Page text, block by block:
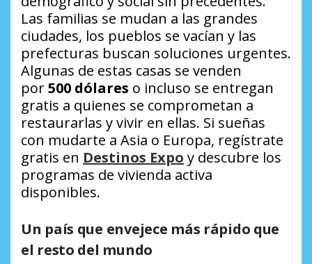
Las familias se mudan a las grandes
ciudades, los pueblos se vacían y las
prefecturas buscan soluciones urgentes.
Algunas de estas casas se venden
por500 dólares o incluso se entregan
gratis a quienes se comprometan a
restaurarlas y vivir en ellas. Si sueñas
con mudarte a Asia o Europa, regístrate
gratis en Destinos Expo y descubre los
programas de vivienda activa
disponibles.
Un país que envejece más rápido que
el resto del mundo